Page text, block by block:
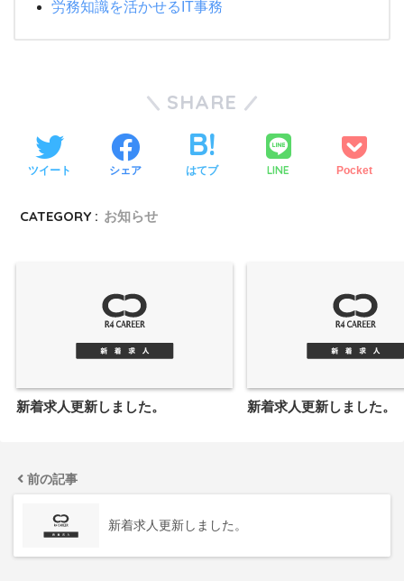
労務知識を活かせるIT事務
SHARE
ツイート シェア はてブ LINE Pocket
CATEGORY : お知らせ
新着求人更新しました。 新着求人更新しました。
前の記事
新着求人更新しました。